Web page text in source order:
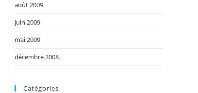
août 2009
juin 2009
mai 2009
décembre 2008
Catégories